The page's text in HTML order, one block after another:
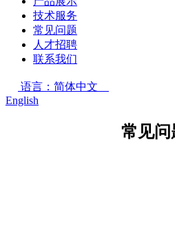
技术服务
常见问题
人才招聘
联系我们
语言：简体中文
English
常见问